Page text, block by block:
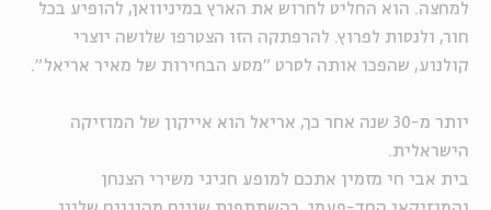
למחצה. הוא החליט לחרוש את הארץ במיניוואן, להופיע בכל
חור, ולנסות לפרוץ. להרפתקה הזו הצטרפו שלושה יוצרי
קולנוע, שהפכו אותה לסרט "מסע הבחירות של מאיר אריאל".
יותר מ-30 שנה אחר כך, אריאל הוא אייקון של המוזיקה
הישראלית.
בית אבי חי מזמין אתכם למופע חגיגי משירי הצנחן